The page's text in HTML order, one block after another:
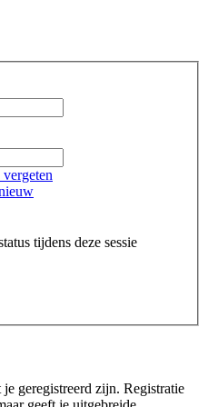
tijdens deze sessie
geregistreerd zijn. Registratie